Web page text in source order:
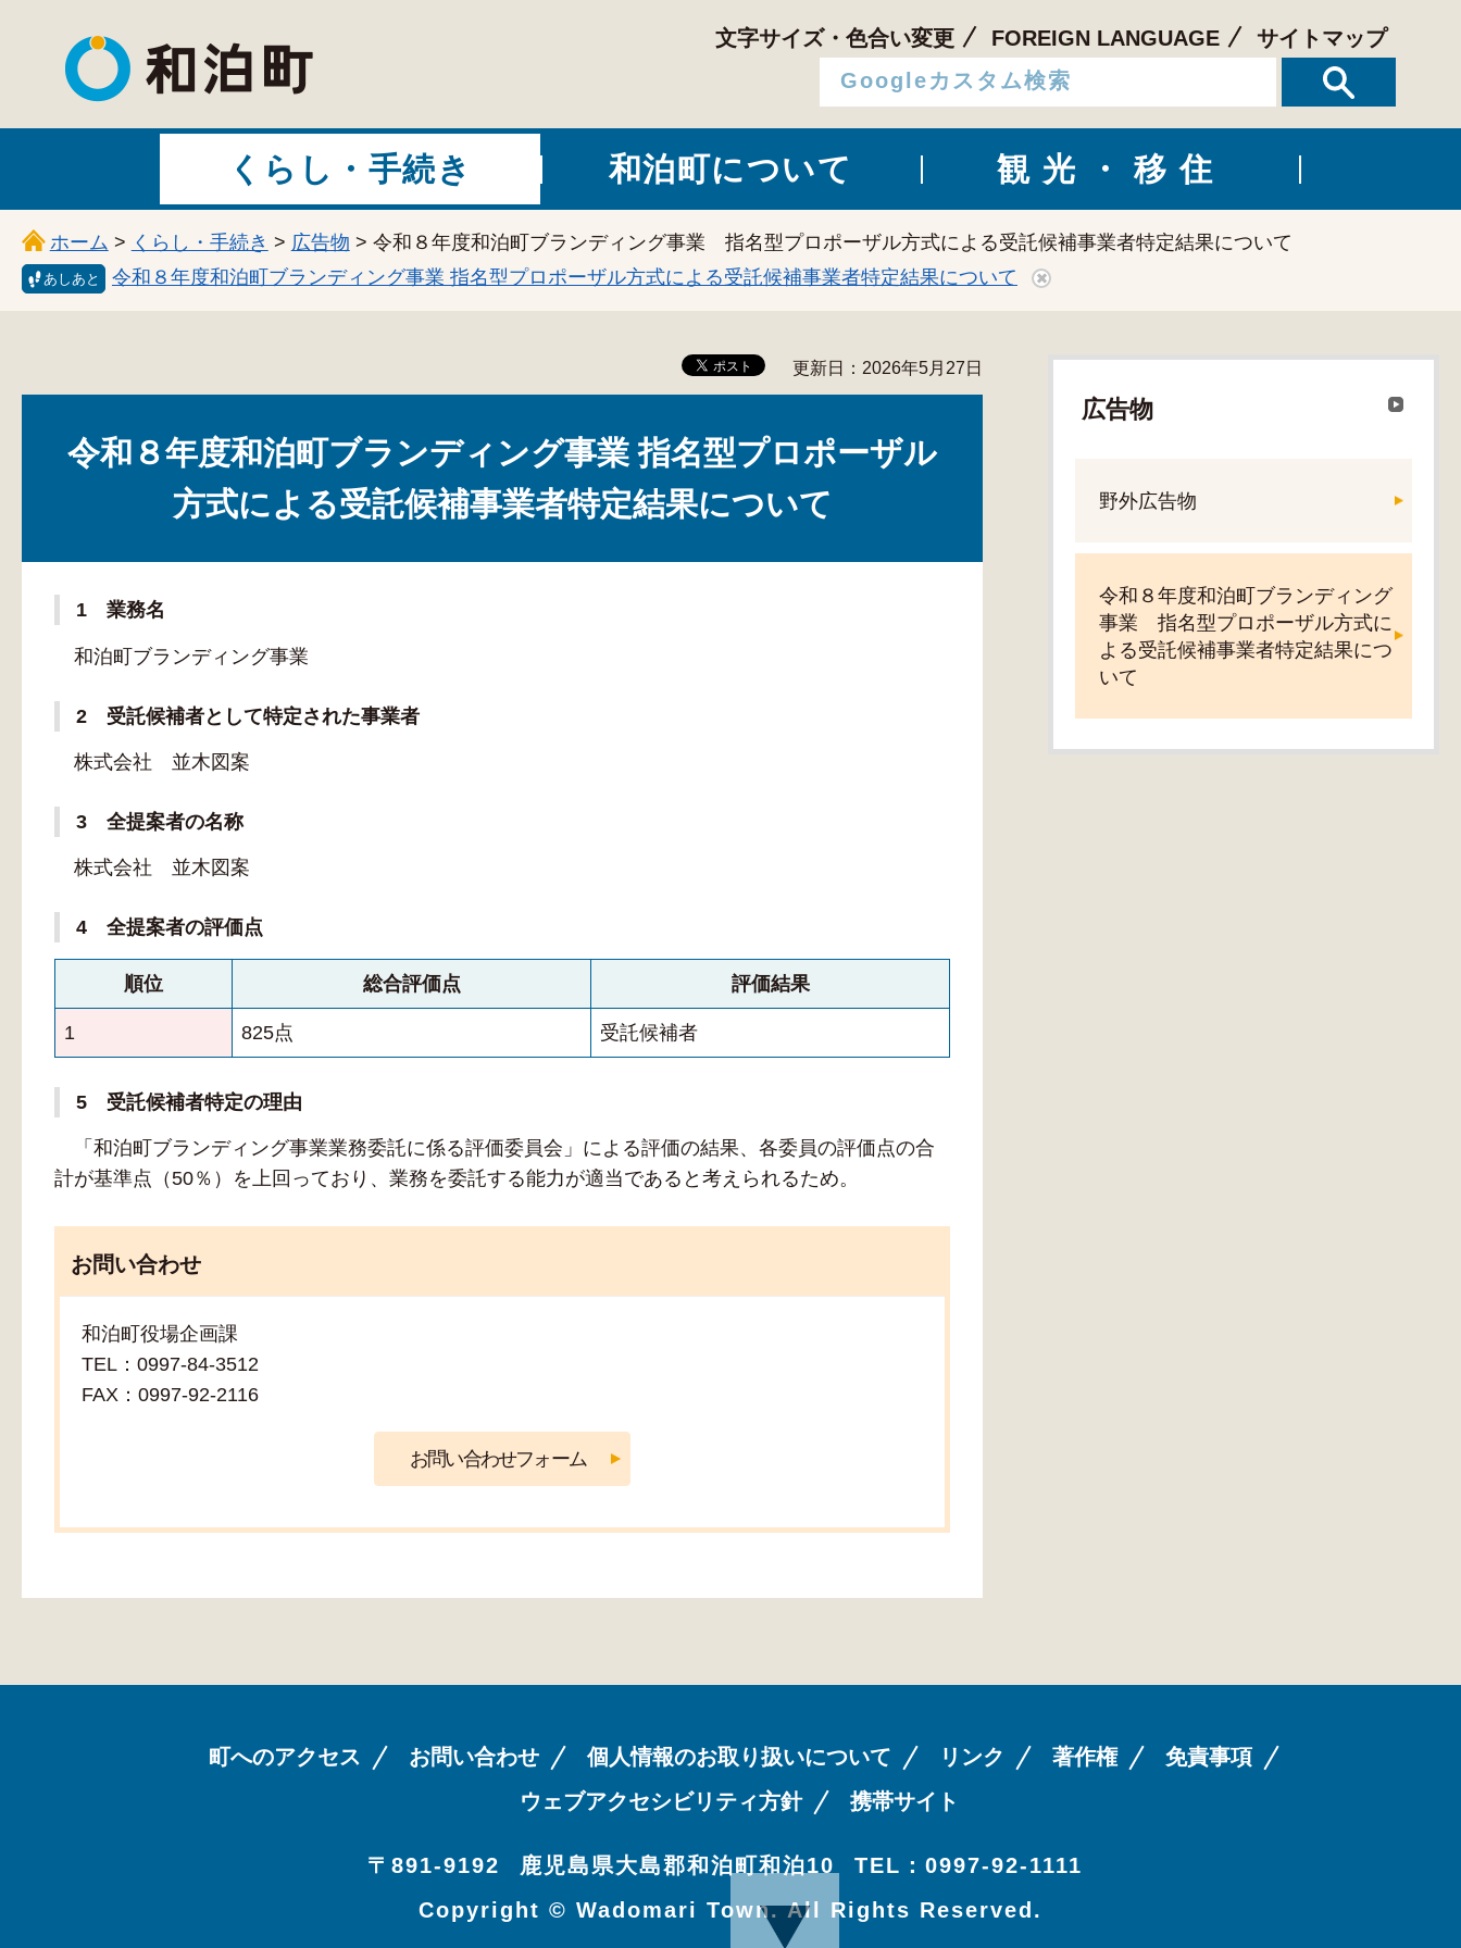
和泊町
文字サイズ・色合い変更 FOREIGN LANGUAGE サイトマップ
くらし・手続き 和泊町について 観光・移住
ホーム > くらし・手続き > 広告物 > 令和８年度和泊町ブランディング事業 指名型プロポーザル方式による受託候補事業者特定結果について
あしあと 令和８年度和泊町ブランディング事業 指名型プロポーザル方式による受託候補事業者特定結果について
更新日：2026年5月27日
令和８年度和泊町ブランディング事業 指名型プロポーザル
方式による受託候補事業者特定結果について
1 業務名
和泊町ブランディング事業
2 受託候補者として特定された事業者
株式会社 並木図案
3 全提案者の名称
株式会社 並木図案
4 全提案者の評価点
順位 総合評価点 評価結果
1 825点 受託候補者
5 受託候補者特定の理由
「和泊町ブランディング事業業務委託に係る評価委員会」による評価の結果、各委員の評価点の合
計が基準点（50％）を上回っており、業務を委託する能力が適当であると考えられるため。
お問い合わせ
和泊町役場企画課
TEL：0997-84-3512
FAX：0997-92-2116
広告物
野外広告物
令和８年度和泊町ブランディング
事業 指名型プロポーザル方式に
よる受託候補事業者特定結果につ
いて
町へのアクセス お問い合わせ 個人情報のお取り扱いについて リンク 著作権
免責事項
ウェブアクセシビリティ方針
携帯サイト
〒891-9192 鹿児島県大島郡和泊町和泊10
TEL：0997-92-1111
Copyright © Wadomari Town. All Rights Reserved.